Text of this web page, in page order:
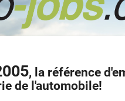
, la référence
de l'automobile!